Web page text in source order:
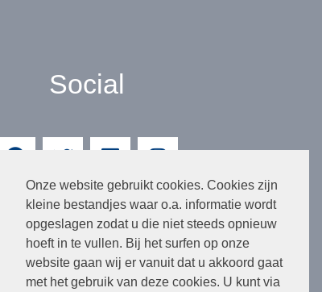
Onze website gebruikt cookies. Cookies zijn
kleine bestandjes waar o.a. informatie wordt
opgeslagen zodat u die niet steeds opnieuw
hoeft in te vullen. Bij het surfen op onze
website gaan wij er vanuit dat u akkoord gaat
met het gebruik van deze cookies. U kunt via
Social